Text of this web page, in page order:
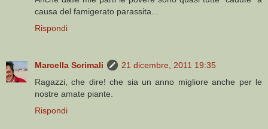
causa del famigerato parassita...
Rispondi
Marcella Scrimali
21 dicembre, 2011 19:35
Ragazzi, che dire! che sia un anno migliore anche per le
nostre amate piante.
Rispondi